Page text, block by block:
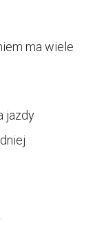
ma wiele
jazdy